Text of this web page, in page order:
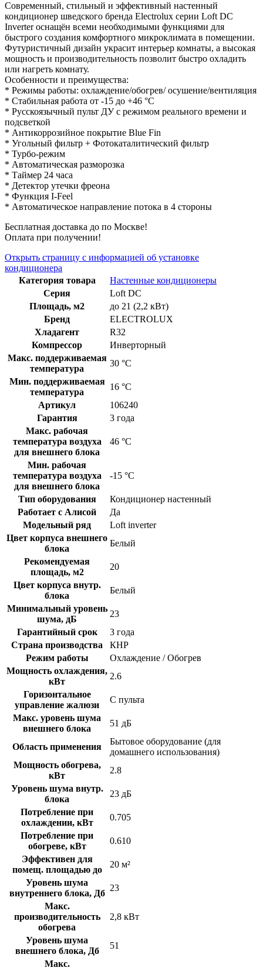
Современный, стильный и эффективный настенный
кондиционер шведского бренда Electrolux серии Loft DC
Inverter оснащён всеми необходимыми функциями для
быстрого создания комфортного микроклимата в помещении.
Футуристичный дизайн украсит интерьер комнаты, а высокая
мощность и производительность позволит быстро охладить
или нагреть комнату.
Особенности и преимущества:
* Режимы работы: охлаждение/обогрев/ осушение/вентиляция
* Стабильная работа от -15 до +46 °C
* Русскоязычный пульт ДУ с режимом реального времени и
подсветкой
* Антикоррозийное покрытие Blue Fin
* Угольный фильтр + Фотокаталитический фильтр
* Турбо-режим
* Автоматическая разморозка
* Таймер 24 часа
* Детектор утечки фреона
* Функция I-Feel
* Автоматическое направление потока в 4 стороны
Бесплатная доставка до по Москве!
Оплата при получении!
Открыть страницу с информацией об установке
кондиционера
Категория товара
Настенные кондиционеры
Серия
Loft DC
Площадь, м2
до 21 (2,2 кВт)
Бренд
ELECTROLUX
Хладагент
R32
Компрессор
Инверторный
Макс. поддерживаемая
температура
30 °С
Мин. поддерживаемая
температура
16 °С
Артикул
106240
Гарантия
3 года
Макс. рабочая
температура воздуха
для внешнего блока
46 °С
Мин. рабочая
температура воздуха
для внешнего блока
-15 °С
Тип оборудования
Кондиционер настенный
Работает с Алисой
Да
Модельный ряд
Loft inverter
Цвет корпуса внешнего
блока
Белый
Рекомендуемая
площадь, м2
20
Цвет корпуса внутр.
блока
Белый
Минимальный уровень
шума, дБ
23
Гарантийный срок
3 года
Страна производства
КНР
Режим работы
Охлаждение / Обогрев
Мощность охлаждения,
кВт
2.6
Горизонтальное
управление жалюзи
С пульта
Макс. уровень шума
внешнего блока
51 дБ
Область применения
Бытовое оборудование (для
домашнего использования)
Мощность обогрева,
кВт
2.8
Уровень шума внутр.
блока
23 дБ
Потребление при
охлаждении, кВт
0.705
Потребление при
обогреве, кВт
0.610
Эффективен для
помещ. площадью до
20 м²
Уровень шума
внутреннего блока, Дб
23
Макс.
производительность
обогрева
2,8 кВт
Уровень шума
внешнего блока, Дб
51
Макс.